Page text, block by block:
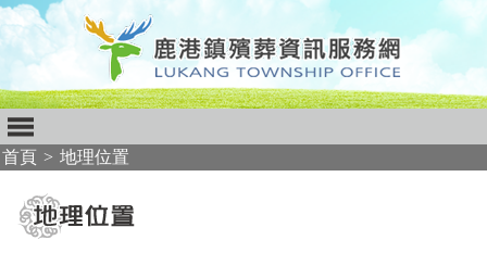
首頁 > 地理位置